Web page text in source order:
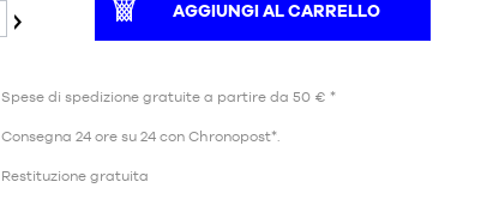
AGGIUNGI AL CARRELLO
Spese di spedizione gratuite a partire da 50 € *
Consegna 24 ore su 24 con Chronopost*.
Restituzione gratuita